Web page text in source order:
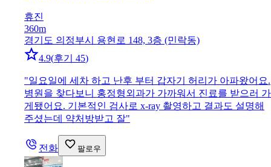
휴진
360m
경기도 의정부시 용현로 148, 3층 (민락동)
4.9(후기 45)
"일요일에 세차 하고 난후 부터 갑자기 허리가 아파왔어요.
병원을 찾다보니 홍정형외과가 가까워서 진료를 받으러 가
게됐어요. 기본적인 검사로 x-ray 촬영하고 결과도 설명해
주셨는데 약처방받고 잘"
전화 팔로우